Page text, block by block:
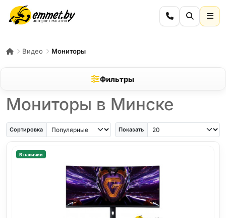
Видео Мониторы
Фильтры
Мониторы в Минске
Сортировка Показать
В наличии